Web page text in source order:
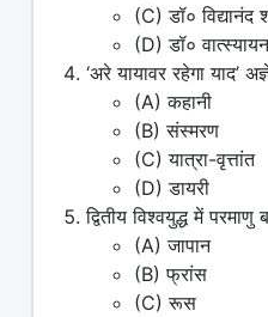
(C) डॉ० विद्यानंद
(D) डॉ०
‘अरे यायावर रहेगा याद’
(A) कहानी
(B) संस्मरण
(C) यात्रा-वृत्तांत
(D) डायरी
द्वितीय विश्वयुद्ध में
(A) जापान
(B) फ्रांस
(C) रूस